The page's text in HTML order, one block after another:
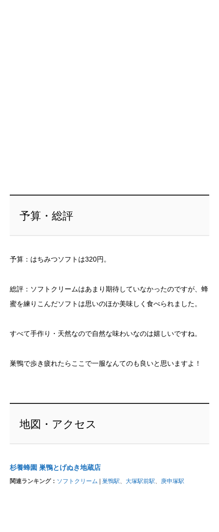
予算・総評
予算：はちみつソフトは320円。
総評：ソフトクリームはあまり期待していなかったのですが、蜂
蜜を練りこんだソフトは思いのほか美味しく食べられました。
すべて手作り・天然なので自然な味わいなのは嬉しいですね。
巣鴨で歩き疲れたらここで一服なんてのも良いと思いますよ！
地図・アクセス
杉養蜂園 巣鴨とげぬき地蔵店
関連ランキング： ソフトクリーム | 巣鴨駅 大塚駅前駅 庚申塚駅